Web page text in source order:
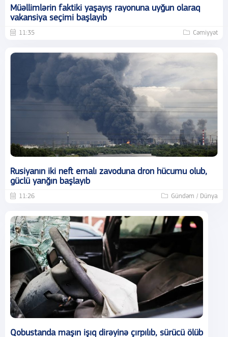
Müəllimlərin faktiki yaşayış rayonuna uyğun olaraq
vakansiya seçimi başlayıb
11:35 Cəmiyyət
Rusiyanın iki neft emalı zavoduna dron hücumu olub,
güclü yanğın başlayıb
11:26 Gündəm / Dünya
Qobustanda maşın işıq dirəyinə çırpılıb, sürücü ölüb